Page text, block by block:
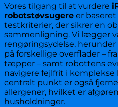
Vores tilgang til at vurdere
robotstøvsugere er
testkriterier, der sikrer en
sammenligning. Vi lægger
rengøringsydelse,
på forskellige overflader –
tæpper – samt robottens
navigere fejlfrit i
centralt punkt er også
allergener, hvilket er
husholdninger.